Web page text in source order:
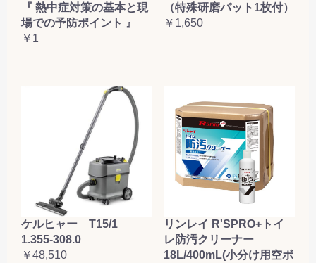
『 熱中症対策の基本と現
場での予防ポイント 』
￥1
（特殊研磨パット1枚付）
￥1,650
ケルヒャー T15/1
1.355-308.0
￥48,510
リンレイ R'SPRO+トイ
レ防汚クリーナー
18L/400mL(小分け用空ボ